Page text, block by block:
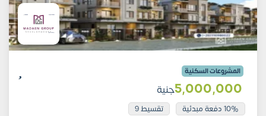
المشروعات السكنية
5٬000٬000جنية
10% دفعة مبدئية تقسيط 9